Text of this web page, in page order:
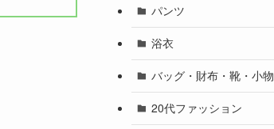
パンツ
浴衣
バッグ・財布・靴・小物
20代ファッション